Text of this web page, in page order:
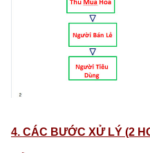
4. CÁC BƯỚC XỬ LÝ (2